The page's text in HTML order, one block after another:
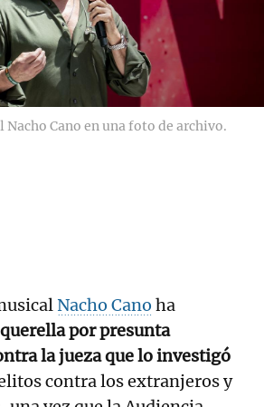
Cano en una foto de archivo.
Nacho Cano ha
querella por presunta
la jueza que lo investigó
contra los extranjeros y